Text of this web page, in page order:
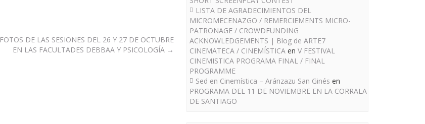
FOTOS DE LAS SESIONES DEL 26 Y 27 DE OCTUBRE
EN LAS FACULTADES DEBBAA Y PSICOLOGÍA →
LISTA DE AGRADECIMIENTOS DEL
MICROMECENAZGO / REMERCIEMENTS MICRO-
PATRONAGE / CROWDFUNDING
ACKNOWLEDGEMENTS | Blog de ARTE7
CINEMATECA / CINEMÍSTICA en V FESTIVAL
CINEMISTICA PROGRAMA FINAL / FINAL
PROGRAMME
Sed en Cinemística – Aránzazu San Ginés en
PROGRAMA DEL 11 DE NOVIEMBRE EN LA CORRALA
DE SANTIAGO